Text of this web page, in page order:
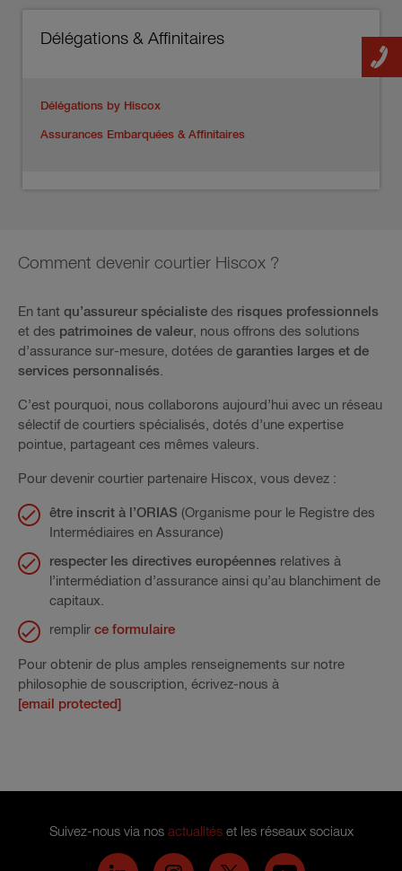
Délégations & Affinitaires
Délégations by Hiscox
Assurances Embarquées & Affinitaires
Comment devenir courtier Hiscox ?
En tant qu’assureur spécialiste des risques professionnels
et des patrimoines de valeur, nous offrons des solutions
d’assurance sur-mesure, dotées de garanties larges et de
services personnalisés
C’est pourquoi, nous collaborons aujourd’hui avec un réseau
sélectif de courtiers spécialisés, dotés d’une expertise
pointue, partageant ces mêmes valeurs.
Pour devenir courtier partenaire Hiscox, vous devez :
être inscrit à l’ORIAS (Organisme pour le Registre des
Intermédiaires en Assurance)
respecter les directives européennes relatives à
l’intermédiation d’assurance ainsi qu’au blanchiment de
capitaux.
remplir ce formulaire
Pour obtenir de plus amples renseignements sur notre
philosophie de souscription, écrivez-nous à
[email protected]
Suivez-nous via nos actualitéset les réseaux sociaux
Hiscox on LinkedInHiscox on Instagram
Hiscox on TwitterHiscox on YouTube